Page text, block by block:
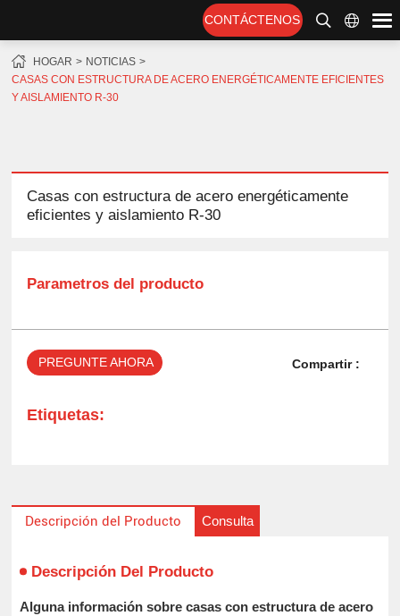
CONTÁCTENOS
HOGAR
NOTICIAS
CASAS CON ESTRUCTURA DE ACERO ENERGÉTICAMENTE EFICIENTES
Y AISLAMIENTO R-30
Casas con estructura de acero energéticamente
eficientes y aislamiento R-30
Parametros del producto
PREGUNTE AHORA Compartir :
Etiquetas:
Descripción del Producto Consulta
Descripción Del Producto
Alguna información sobre casas con estructura de acero